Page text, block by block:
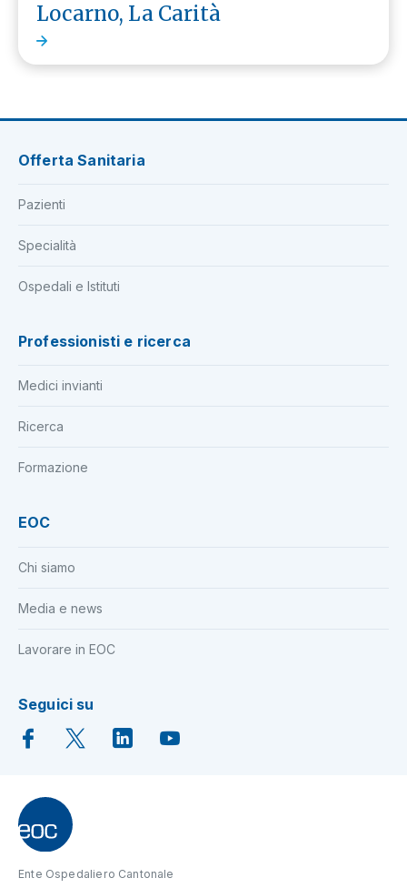
Locarno, La Carità
Offerta Sanitaria
Pazienti
Specialità
Ospedali e Istituti
Professionisti e ricerca
Medici invianti
Ricerca
Formazione
EOC
Chi siamo
Media e news
Lavorare in EOC
Seguici su
Ente Ospedaliero Cantonale